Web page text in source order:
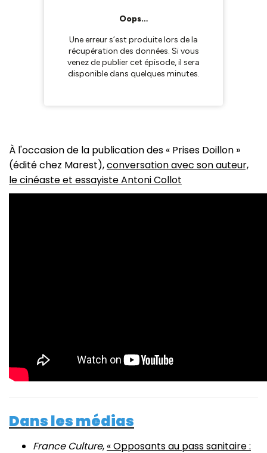
À l'occasion de la publication des « Prises Doillon »
(édité chez Marest),conversation avec son auteur,
le cinéaste et essayiste Antoni Collot
Dans les médias
France Culture, « Opposants au pass sanitaire :